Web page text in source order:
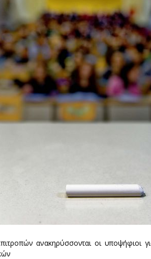
ανακηρύσσονται οι υποψήφιοι